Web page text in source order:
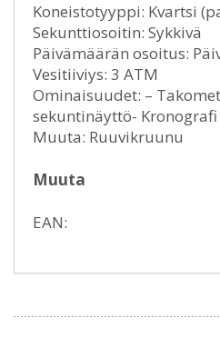
Koneistotyyppi: Kvartsi
Sekunttiosoitin: Sykkivä
Päivämäärän osoitus:
Vesitiiviys: 3 ATM
Ominaisuudet: –
sekuntinäyttö- Kronografi
Muuta: Ruuvikruunu
Muuta
EAN: